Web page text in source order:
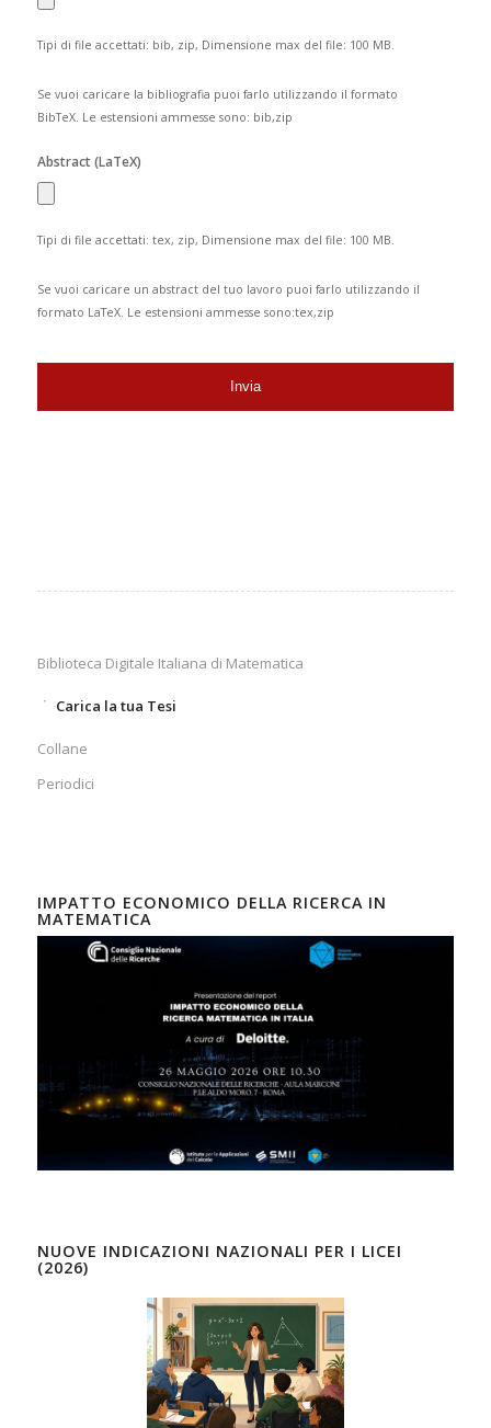
Tipi di file accettati: bib, zip, Dimensione max del file: 100 MB.
Se vuoi caricare la bibliografia puoi farlo utilizzando il formato
BibTeX. Le estensioni ammesse sono: bib,zip
Abstract (LaTeX)
Tipi di file accettati: tex, zip, Dimensione max del file: 100 MB.
Se vuoi caricare un abstract del tuo lavoro puoi farlo utilizzando il
formato LaTeX. Le estensioni ammesse sono:tex,zip
Biblioteca Digitale Italiana di Matematica
Carica la tua Tesi
Collane
Periodici
IMPATTO ECONOMICO DELLA RICERCA IN
MATEMATICA
NUOVE INDICAZIONI NAZIONALI PER I LICEI
(2026)